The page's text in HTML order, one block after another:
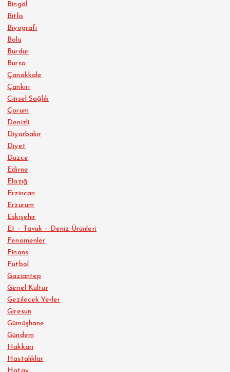
Bingöl
Bitlis
Biyografi
Bolu
Burdur
Bursa
Çanakkale
Çankırı
Cinsel Sağlık
Çorum
Denizli
Diyarbakır
Diyet
Düzce
Edirne
Elazığ
Erzincan
Erzurum
Eskişehir
Et – Tavuk – Deniz Ürünleri
Fenomenler
Finans
Futbol
Gaziantep
Genel Kültür
Gezilecek Yerler
Giresun
Gümüşhane
Gündem
Hakkari
Hastalıklar